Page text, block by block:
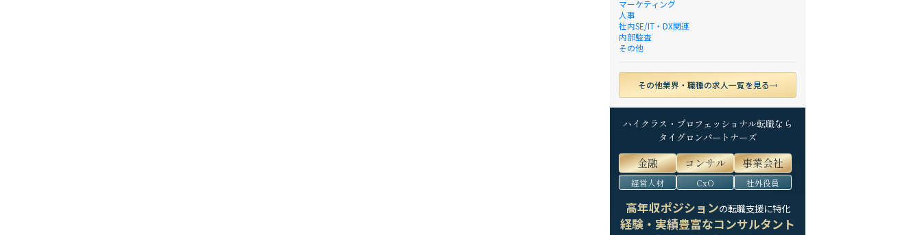
マーケティング
人事
社内SE/IT・DX関連
内部監査
その他
その他業界・職種の求人一覧を見る
ハイクラス・プロフェッショナル転職なら
タイグロンパートナーズ
金融 コンサル 事業会社
経営人材 CxO 社外役員
高年収ポジションの転職支援に特化
経験・実績豊富なコンサルタント